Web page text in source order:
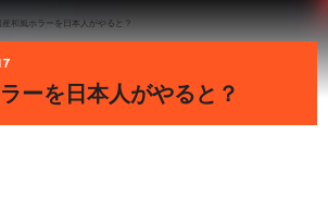
産和風ホラーを日本人がやると？
ーを日本人がやると？